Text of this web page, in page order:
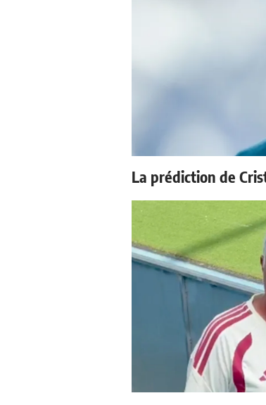
La prédiction de